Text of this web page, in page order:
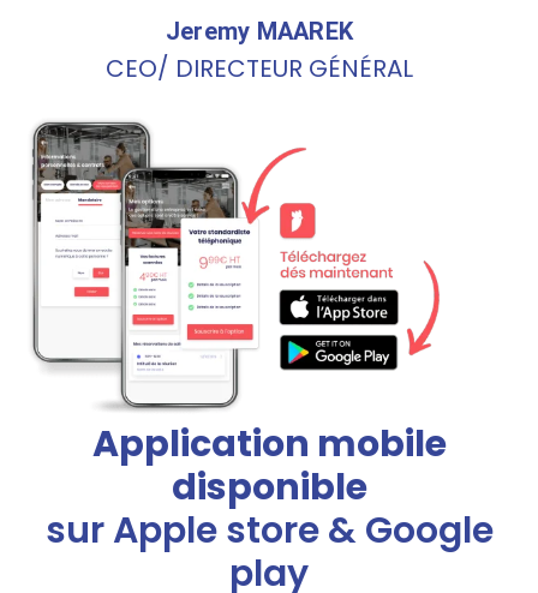
Jeremy MAAREK
CEO/ DIRECTEUR GÉNÉRAL
Application mobile
disponible
sur Apple store & Google
play